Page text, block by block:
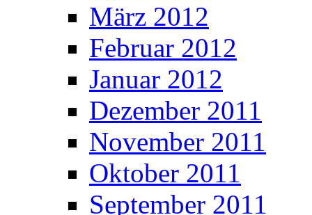
März 2012
Februar 2012
Januar 2012
Dezember 2011
November 2011
Oktober 2011
September 2011